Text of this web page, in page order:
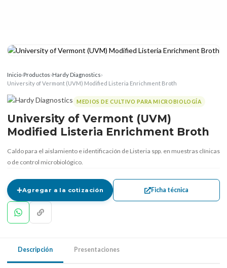
Inicio›Productos›Hardy Diagnostics›
University of Vermont (UVM) Modified Listeria Enrichment Broth
MEDIOS DE CULTIVO PARA MICROBIOLOGÍA
University of Vermont (UVM)
Modified Listeria Enrichment Broth
Caldo para el aislamiento e identificación de Listeria spp. en muestras clínicas
o de control microbiológico.
Agregar a la cotización Ficha técnica
Descripción Presentaciones